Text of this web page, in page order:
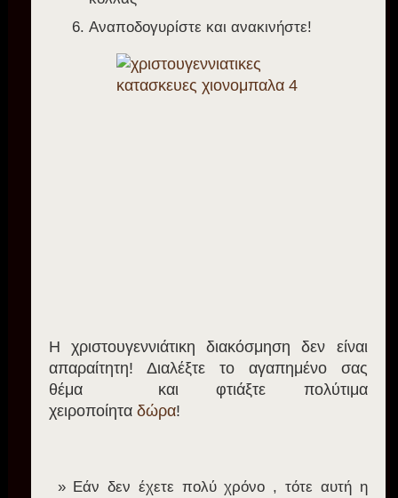
Αναποδογυρίστε και ανακινήστε!
Η χριστουγεννιάτικη διακόσμηση δεν είναι
απαραίτητη! Διαλέξτε το αγαπημένο σας
θέμα και φτιάξτε πολύτιμα
χειροποίητα δώρα!
Εάν δεν έχετε πολύ χρόνο , τότε αυτή η